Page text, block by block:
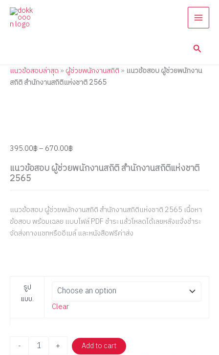
Skip
content
แนวข้อสอบล่าสุด » ผู้ช่วยพนักงานสถิติ » แนวข้อสอบ ผู้ช่วยพนักงาน
สถิติ สำนักงานสถิติแห่งชาติ 2565
395.00฿– 670.00฿
แนวข้อสอบ ผู้ช่วยพนักงานสถิติ สำนักงานสถิติแห่งชาติ
2565
แนวข้อสอบ ผู้ช่วยพนักงานสถิติ สำนักงานสถิติแห่งชาติ 2565 เนื้อหา
ข้อสอบ พร้อมเฉลย แบบไฟล์ PDF ชำระแล้วโหลดได้เลยหลังแจ้งชำระ
จัดส่งทางแชทหรืออีเมล์ และหนังสือฟรีค่าส่ง
รูป
แบบ.
Clear
-
ข้อสอบ
ผู้
สถิติ
แห่ง
+
Add to cart